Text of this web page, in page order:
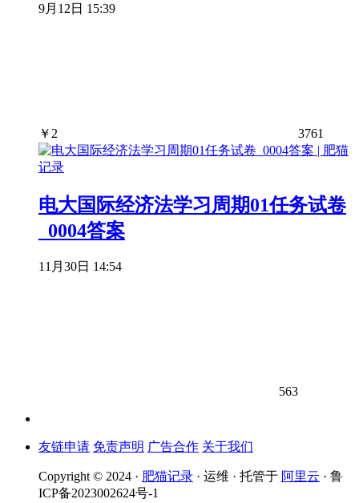
9月12日 15:39
￥ 2 3761
电大国际经济法学习周期01任务试卷
_0004答案
11月30日 14:54
563
友链申请 免责声明 广告合作 关于我们
Copyright © 2024 · 肥猫记录 · 运维 · 托管于 阿里云 · 鲁
ICP备2023002624号-1